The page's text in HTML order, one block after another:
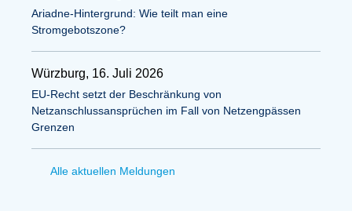
Ariadne-Hintergrund: Wie teilt man eine
Stromgebotszone?
Würzburg, 16. Juli 2026
EU-Recht setzt der Beschränkung von
Netzanschlussansprüchen im Fall von Netzengpässen
Grenzen
Alle aktuellen Meldungen